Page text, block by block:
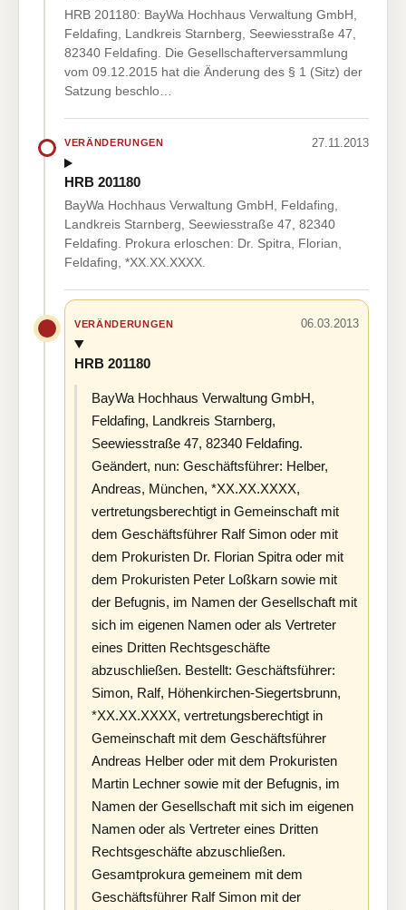
HRB 201180: BayWa Hochhaus Verwaltung GmbH,
Feldafing, Landkreis Starnberg, Seewiesstraße 47,
82340 Feldafing. Die Gesellschafterversammlung
vom 09.12.2015 hat die Änderung des § 1 (Sitz) der
Satzung beschlo…
VERÄNDERUNGEN 27.11.2013
HRB 201180
BayWa Hochhaus Verwaltung GmbH, Feldafing,
Landkreis Starnberg, Seewiesstraße 47, 82340
Feldafing. Prokura erloschen: Dr. Spitra, Florian,
Feldafing, *XX.XX.XXXX.
VERÄNDERUNGEN 06.03.2013
HRB 201180
BayWa Hochhaus Verwaltung GmbH,
Feldafing, Landkreis Starnberg,
Seewiesstraße 47, 82340 Feldafing.
Geändert, nun: Geschäftsführer: Helber,
Andreas, München, *XX.XX.XXXX,
vertretungsberechtigt in Gemeinschaft mit
dem Geschäftsführer Ralf Simon oder mit
dem Prokuristen Dr. Florian Spitra oder mit
dem Prokuristen Peter Loßkarn sowie mit
der Befugnis, im Namen der Gesellschaft mit
sich im eigenen Namen oder als Vertreter
eines Dritten Rechtsgeschäfte
abzuschließen. Bestellt: Geschäftsführer:
Simon, Ralf, Höhenkirchen-Siegertsbrunn,
*XX.XX.XXXX, vertretungsberechtigt in
Gemeinschaft mit dem Geschäftsführer
Andreas Helber oder mit dem Prokuristen
Martin Lechner sowie mit der Befugnis, im
Namen der Gesellschaft mit sich im eigenen
Namen oder als Vertreter eines Dritten
Rechtsgeschäfte abzuschließen.
Gesamtprokura gemeinem mit dem
Geschäftsführer Ralf Simon mit der